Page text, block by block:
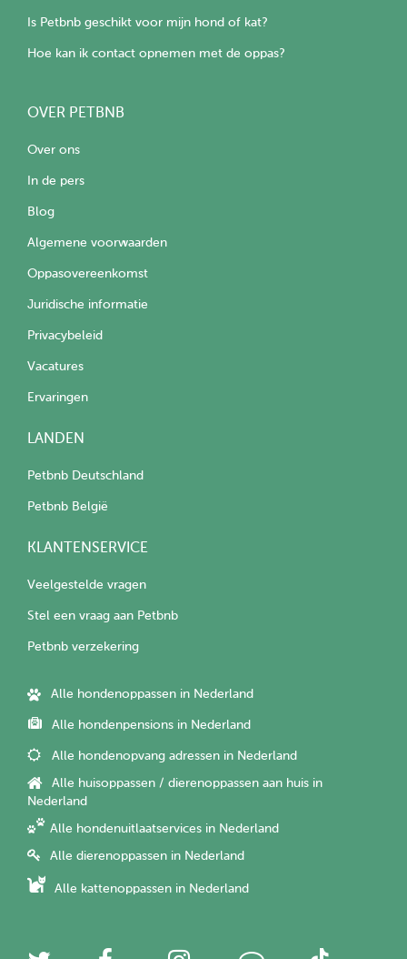
Is Petbnb geschikt voor mijn hond of kat?
Hoe kan ik contact opnemen met de oppas?
OVER PETBNB
Over ons
In de pers
Blog
Algemene voorwaarden
Oppasovereenkomst
Juridische informatie
Privacybeleid
Vacatures
Ervaringen
LANDEN
Petbnb Deutschland
Petbnb België
KLANTENSERVICE
Veelgestelde vragen
Stel een vraag aan Petbnb
Petbnb verzekering
Alle hondenoppassen in Nederland
Alle hondenpensions in Nederland
Alle hondenopvang adressen in Nederland
Alle huisoppassen / dierenoppassen aan huis in
Nederland
Alle hondenuitlaatservices in Nederland
Alle dierenoppassen in Nederland
Alle kattenoppassen in Nederland